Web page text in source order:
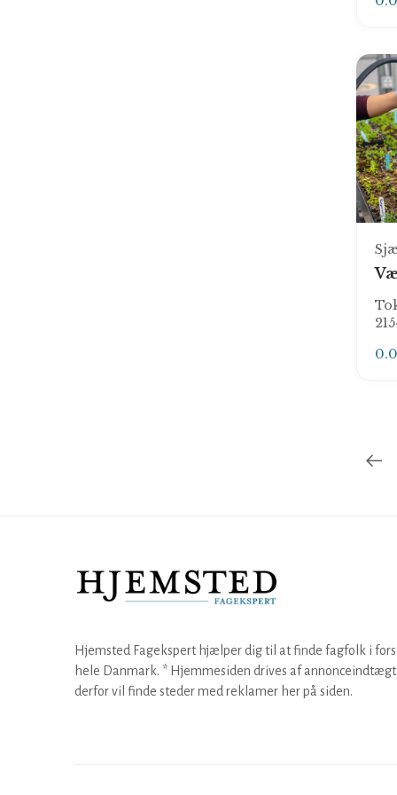
0.0
Hjemsted Fagekspert hjælper dig til at finde fagfolk i
hele Danmark. * Hjemmesiden drives af
derfor vil finde steder med reklamer her på siden.